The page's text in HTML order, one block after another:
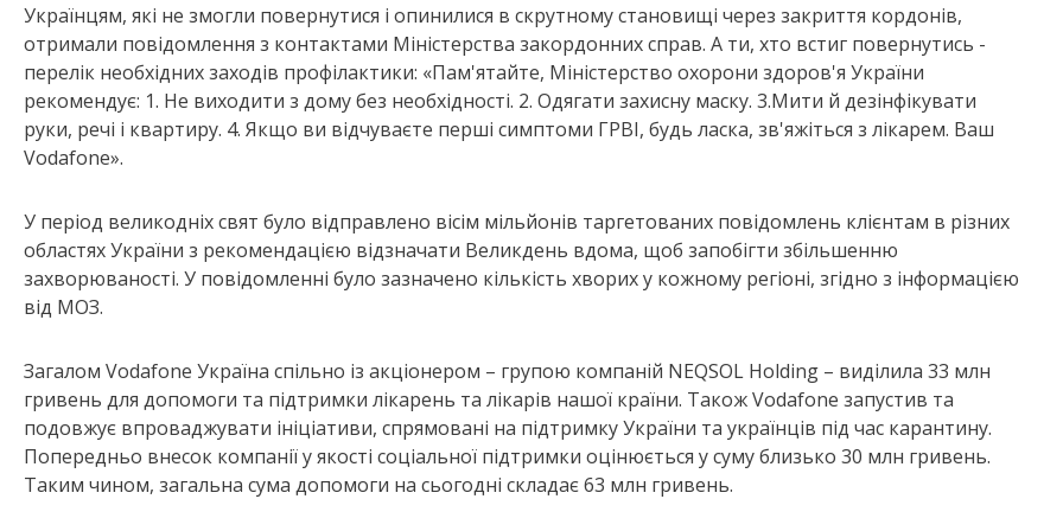
Українцям, які не змогли повернутися і опинилися в скрутному становищі через закриття кордонів,
отримали повідомлення з контактами Міністерства закордонних справ. А ти, хто встиг повернутись -
перелік необхідних заходів профілактики: «Пам'ятайте, Міністерство охорони здоров'я України
рекомендує: 1. Не виходити з дому без необхідності. 2. Одягати захисну маску. 3.Мити й дезінфікувати
руки, речі і квартиру. 4. Якщо ви відчуваєте перші симптоми ГРВІ, будь ласка, зв'яжіться з лікарем. Ваш
Vodafone».
У період великодніх свят було відправлено вісім мільйонів таргетованих повідомлень клієнтам в різних
областях України з рекомендацією відзначати Великдень вдома, щоб запобігти збільшенню
захворюваності. У повідомленні було зазначено кількість хворих у кожному регіоні, згідно з інформацією
від МОЗ.
Загалом Vodafone Україна спільно із акціонером – групою компаній NEQSOL Holding – виділила 33 млн
гривень для допомоги та підтримки лікарень та лікарів нашої країни. Також Vodafone запустив та
подовжує впроваджувати ініціативи, спрямовані на підтримку України та українців під час карантину.
Попередньо внесок компанії у якості соціальної підтримки оцінюється у суму близько 30 млн гривень.
Таким чином, загальна сума допомоги на сьогодні складає 63 млн гривень.